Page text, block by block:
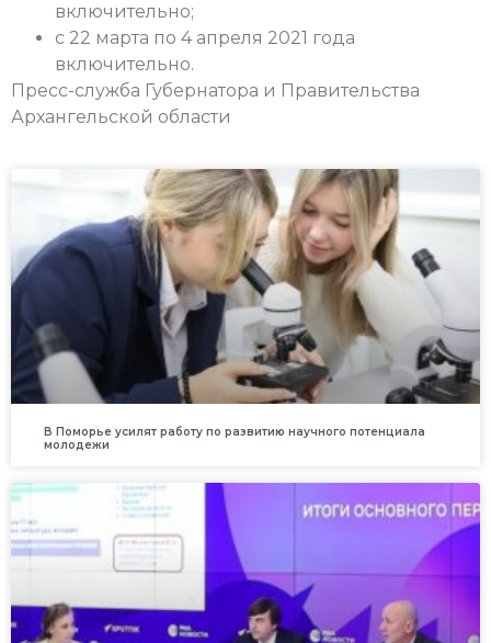
включительно;
с 22 марта по 4 апреля 2021 года
включительно.
Пресс-служба Губернатора и Правительства
Архангельской области
В Поморье усилят работу по развитию научного потенциала
молодежи